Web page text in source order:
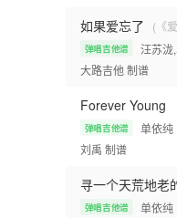
如果爱忘了 (《
弹唱吉他谱 汪苏泷
大路吉他制谱
Forever Young
弹唱吉他谱 单依纯
刘禹 制谱
寻一个天荒地老
弹唱吉他谱 单依纯